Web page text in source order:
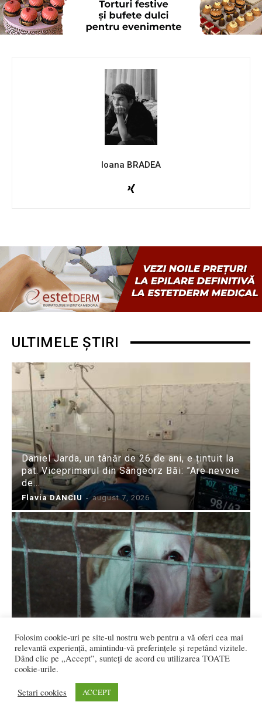
Ioana BRADEA
ULTIMELE ȘTIRI
Daniel Jarda, un tânăr de 26 de ani, e țintuit la
pat. Viceprimarul din Sângeorz Băi: ”Are nevoie
de...
Flavia DANCIU - august 7, 2026
Pretențiile bistrițenilor la adopția câinilor: Vor
„ca din magazin”, dar Adăpostul Bistrița e plin
de suflete rănite
Folosim cookie-uri pe site-ul nostru web pentru a vă oferi cea mai
relevantă experiență, amintindu-vă preferințele și repetând vizitele.
Dând clic pe „Accept”, sunteți de acord cu utilizarea TOATE
cookie-urile.
Setari cookies ACCEPT